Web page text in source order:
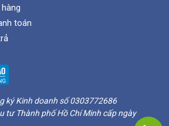
toán
ký Kinh doanh số 0303772686
tư Thành phố Hồ Chí Minh cấp ngày